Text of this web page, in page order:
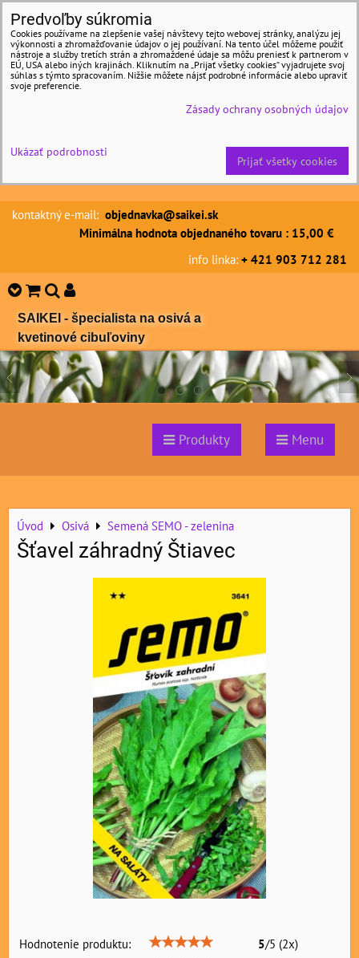
kontaktný e-mail: objednavka@saikei.sk
Minimálna hodnota objednaného tovaru : 15,00 €
info linka: + 421 903 712 281
SAIKEI - špecialista na osivá a
kvetinové cibuľoviny
Produkty Menu
Úvod Osivá Semená SEMO - zelenina
Šťavel záhradný Štiavec
Hodnotenie produktu: 5/5 (2x)
Predvoľby súkromia
Cookies používame na zlepšenie vašej návštevy tejto webovej stránky, analýzu jej
výkonnosti a zhromažďovanie údajov o jej používaní. Na tento účel môžeme použiť
nástroje a služby tretích strán a zhromaždené údaje sa môžu preniesť k partnerom v
EÚ, USA alebo iných krajinách. Kliknutím na „Prijať všetky cookies“ vyjadrujete svoj
súhlas s týmto spracovaním. Nižšie môžete nájsť podrobné informácie alebo upraviť
svoje preferencie.
Zásady ochrany osobných údajov
Ukázať podrobnosti
Prijať všetky cookies